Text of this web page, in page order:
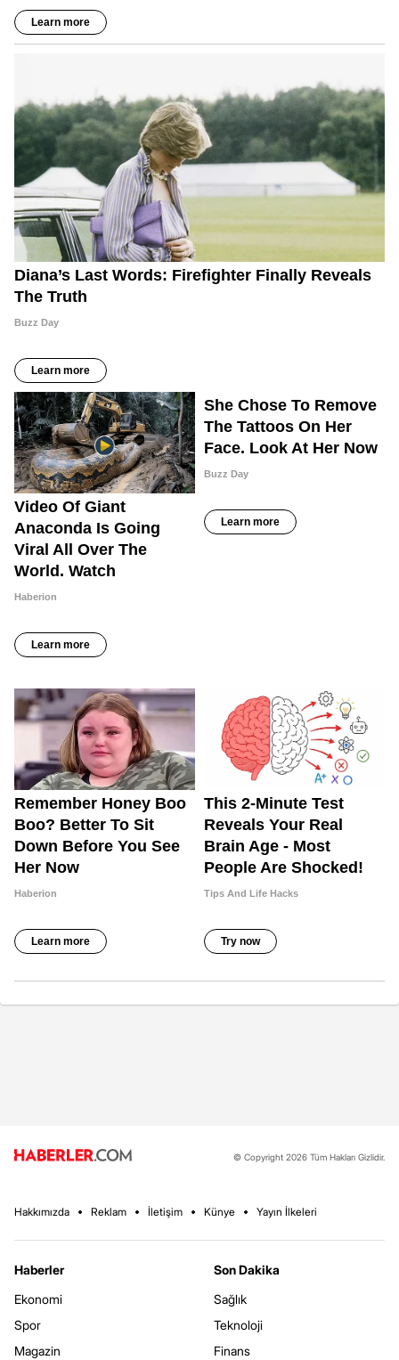
© Copyright 2026 Tüm Hakları Gizlidir.
Hakkımızda Reklam İletişim Künye Yayın İlkeleri
Haberler
Ekonomi
Spor
Magazin
Son Dakika
Sağlık
Teknoloji
Finans